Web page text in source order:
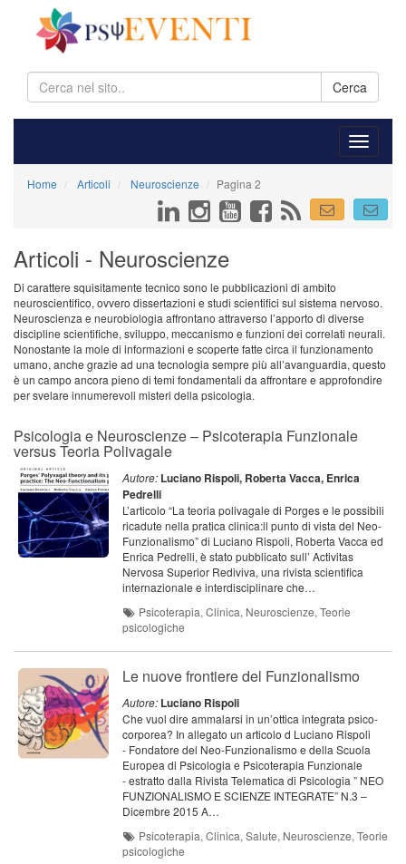
Cerca
Home Articoli Neuroscienze Pagina 2
Articoli - Neuroscienze
Di carattere squisitamente tecnico sono le pubblicazioni di ambito
neuroscientifico, ovvero dissertazioni e studi scientifici sul sistema nervoso.
Neuroscienza e neurobiologia affrontano attraverso l’apporto di diverse
discipline scientifiche, sviluppo, meccanismo e funzioni dei correlati neurali.
Nonostante la mole di informazioni e scoperte fatte circa il funzionamento
umano, anche grazie ad una tecnologia sempre più all’avanguardia, questo
è un campo ancora pieno di temi fondamentali da affrontare e approfondire
per svelare innumerevoli misteri della psicologia.
Psicologia e Neuroscienze – Psicoterapia Funzionale
versus Teoria Polivagale
Autore: Luciano Rispoli, Roberta Vacca, Enrica
Pedrelli
L’articolo “La teoria polivagale di Porges e le possibili
ricadute nella pratica clinica:il punto di vista del Neo-
Funzionalismo” di Luciano Rispoli, Roberta Vacca ed
Enrica Pedrelli, è stato pubblicato sull’ Activitas
Nervosa Superior Rediviva, una rivista scientifica
internazionale e interdisciplinare che…
Psicoterapia, Clinica, Neuroscienze, Teorie
psicologiche
Le nuove frontiere del Funzionalismo
Autore: Luciano Rispoli
Che vuol dire ammalarsi in un’ottica integrata psico-
corporea?​ In allegato un articolo d Luciano Rispoli
- Fondatore del Neo-Funzionalismo e della Scuola
Europea di Psicologia e Psicoterapia Funzionale
- estratto dalla Rivista Telematica di Psicologia ” NEO
FUNZIONALISMO E SCIENZE INTEGRATE” N.3 –
Dicembre 2015 A…
Psicoterapia, Clinica, Salute, Neuroscienze, Teorie
psicologiche